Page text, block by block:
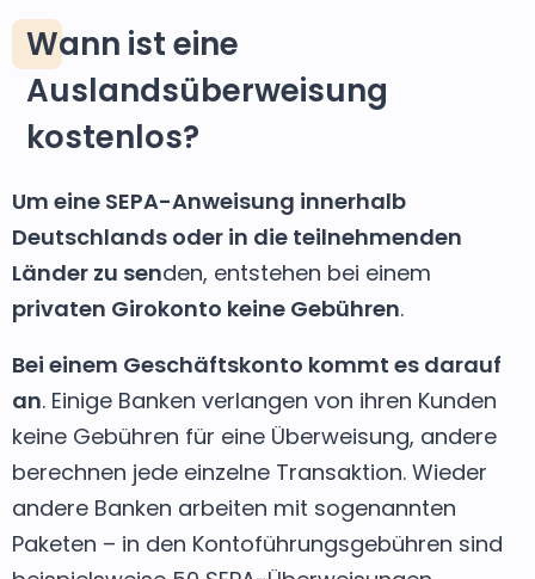
Wann ist eine
Auslandsüberweisung
kostenlos?
Um eine SEPA-Anweisung innerhalb
Deutschlands oder in die teilnehmenden
Länder zu senden, entstehen bei einem
privaten Girokonto keine Gebühren.
Bei einem Geschäftskonto kommt es darauf
an. Einige Banken verlangen von ihren Kunden
keine Gebühren für eine Überweisung, andere
berechnen jede einzelne Transaktion. Wieder
andere Banken arbeiten mit sogenannten
Paketen – in den Kontoführungsgebühren sind